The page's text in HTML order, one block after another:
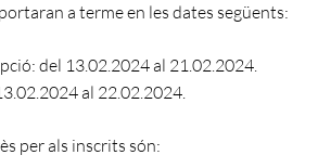
a terme en les dates següents:
del 13.02.2024 al 21.02.2024.
al 22.02.2024.
per als inscrits són: